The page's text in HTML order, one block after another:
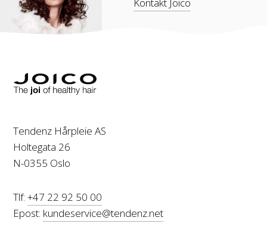
Kontakt Joico
Tendenz Hårpleie AS
Holtegata 26
N-0355 Oslo
Tlf:+47 22 92 50 00
Epost: kundeservice@tendenz.net